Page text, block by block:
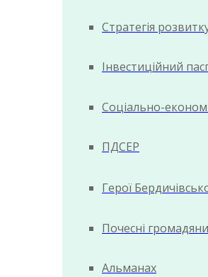
Стратегія
Інвестиційний
Соціально-
ПДСЕР
Герої
Почесні громадяни
Альманах